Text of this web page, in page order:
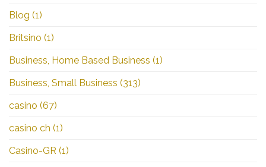
Blog (1)
Britsino (1)
Business, Home Based Business (1)
Business, Small Business (313)
casino (67)
casino ch (1)
Casino-GR (1)